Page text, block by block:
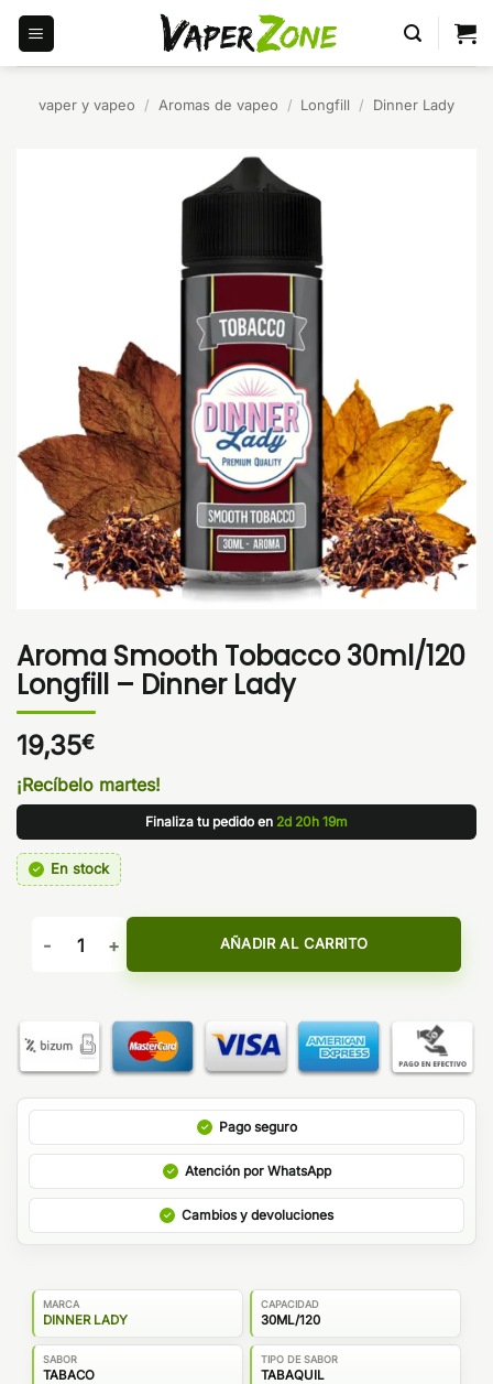
Saltar
contenido
vaper y vapeo / Aromas de vapeo / Longfill / Dinner Lady
Aroma Smooth Tobacco 30ml/120
Longfill – Dinner Lady
19,35€
¡Recíbelo martes!
Finaliza tu pedido en 2d 20h 19m
En stock
Aroma Smooth Tobacco 30ml/120 Longfill - Dinner Lady
AÑADIR AL CARRITO
Pago seguro
Atención por WhatsApp
Cambios y devoluciones
MARCA
DINNER LADY
CAPACIDAD
30ML/120
SABOR
TABACO
TIPO DE SABOR
TABAQUIL